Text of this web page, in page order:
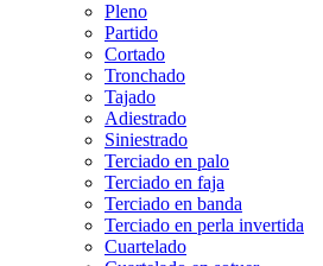
Pleno
Partido
Cortado
Tronchado
Tajado
Adiestrado
Siniestrado
Terciado en palo
Terciado en faja
Terciado en banda
Terciado en perla invertida
Cuartelado